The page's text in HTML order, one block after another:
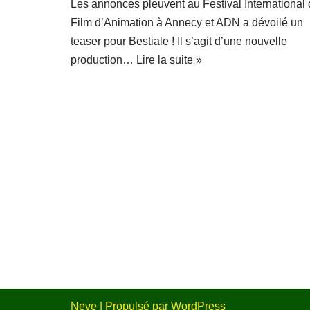
Les annonces pleuvent au Festival International
Film d’Animation à Annecy et ADN a dévoilé un
teaser pour Bestiale ! Il s’agit d’une nouvelle
production… Lire la suite »
Neve | Propulsé par WordPress